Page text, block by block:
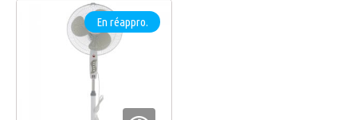
En réappro.